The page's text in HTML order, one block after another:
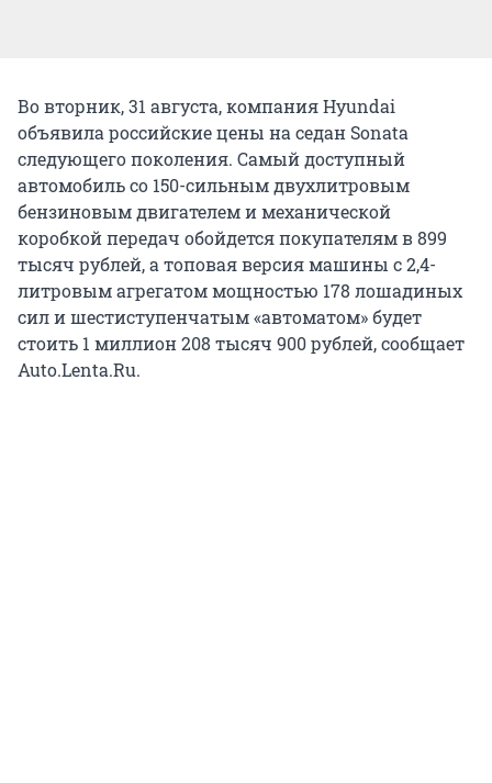
Во вторник, 31 августа, компания Hyundai
объявила российские цены на седан Sonata
следующего поколения. Самый доступный
автомобиль со 150-сильным двухлитровым
бензиновым двигателем и механической
коробкой передач обойдется покупателям в 899
тысяч рублей, а топовая версия машины с 2,4-
литровым агрегатом мощностью 178 лошадиных
сил и шестиступенчатым «автоматом» будет
стоить 1 миллион 208 тысяч 900 рублей, сообщает
Auto.Lenta.Ru.